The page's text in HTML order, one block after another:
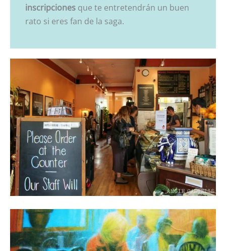
inscripciones que te entretendrán un buen
rato si eres fan de la saga.